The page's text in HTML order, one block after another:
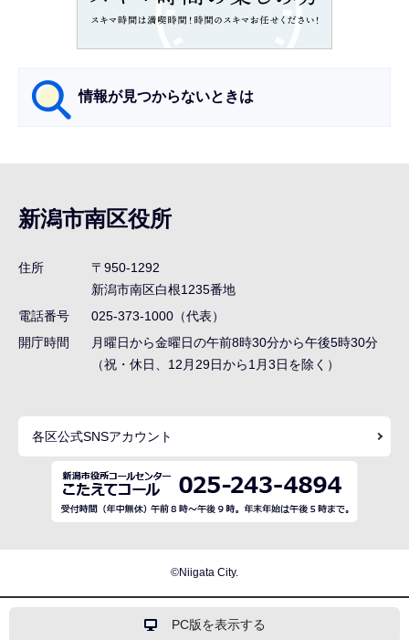
情報が見つからないときは
ナ
ビ
ゲ
シ
ョ
ま
新潟市南区役所
住所
〒950-1292
新潟市南区白根1235番地
電話番号
025-373-1000（代表）
開庁時間
月曜日から金曜日の午前8時30分から午後5時30分
（祝・休日、12月29日から1月3日を除く）
各区公式SNSアカウント
©Niigata City.
PC版を表示する